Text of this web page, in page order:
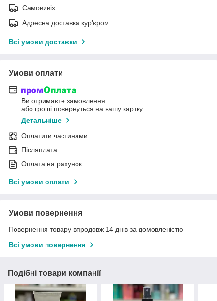
Самовивіз
Адресна доставка кур'єром
Всі умови доставки
Умови оплати
Ви отримаєте замовлення
або гроші повернуться на вашу картку
Детальніше
Оплатити частинами
Післяплата
Оплата на рахунок
Всі умови оплати
Умови повернення
Повернення товару впродовж 14 днів за домовленістю
Всі умови повернення
Подібні товари компанії